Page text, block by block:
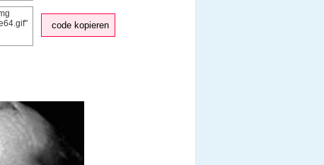
code kopieren